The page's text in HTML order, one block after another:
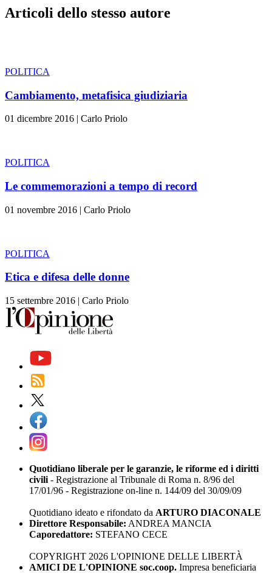
Articoli dello stesso autore
POLITICA
Cambiamento, metafisica giudiziaria
01 dicembre 2016 | Carlo Priolo
POLITICA
Le commemorazioni a tempo di record
01 novembre 2016 | Carlo Priolo
POLITICA
Etica e difesa delle donne
15 settembre 2016 | Carlo Priolo
Quotidiano liberale per le garanzie, le riforme ed i diritti
civili - Registrazione al Tribunale di Roma n. 8/96 del
17/01/96 - Registrazione on-line n. 144/09 del 30/09/09
Quotidiano ideato e rifondato da ARTURO DIACONALE
Direttore Responsabile: ANDREA MANCIA
Caporedattore: STEFANO CECE
COPYRIGHT 2026 L'OPINIONE DELLE LIBERTÀ
AMICI DE L'OPINIONE soc.coop. Impresa beneficiaria